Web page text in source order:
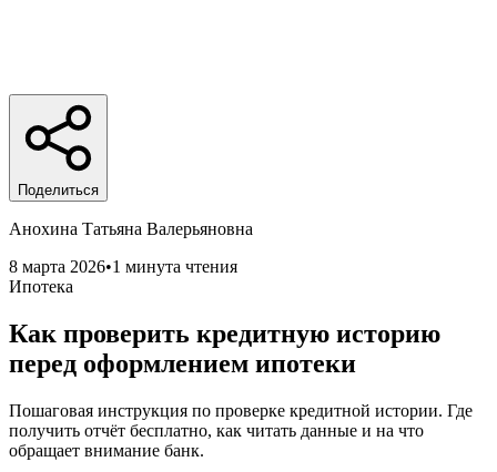
Поделиться
Анохина Татьяна Валерьяновна
8 марта 2026•1 минута чтения
Ипотека
Как проверить кредитную историю
перед оформлением ипотеки
Пошаговая инструкция по проверке кредитной истории. Где
получить отчёт бесплатно, как читать данные и на что
обращает внимание банк.